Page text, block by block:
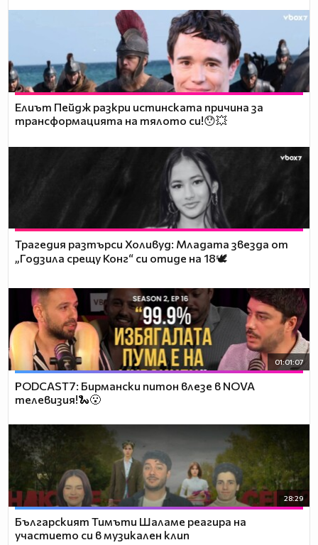
Елиът Пейдж разкри истинската причина за
трансформацията на тялото си!😯💥
Трагедия разтърси Холивуд: Младата звезда от
„Годзила срещу Конг“ си отиде на 18🕊️
01:01:07
PODCAST7: Бирмански питон влезе в NOVA
телевизия!🐍😮
28:29
Българският Тимъти Шаламе реагира на
участието си в музикален клип